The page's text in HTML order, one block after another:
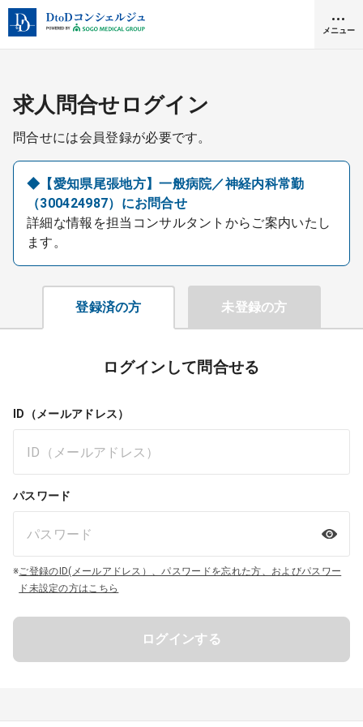
メニュー
クリニック開業
DtoDとは
お問合せ
医院の譲渡・売却をお考えの方
採用をお考えの医療機関の方
求人問合せログイン
問合せには会員登録が必要です。
◆【愛知県尾張地方】一般病院／神経内科常勤
（300424987）にお問合せ
詳細な情報を担当コンサルタントからご案内いたし
ます。
登録済の方 未登録の方
ログインして問合せる
ID（メールアドレス）
パスワード
※ご登録のID(メールアドレス）、パスワードを忘れた方、およびパスワー
ド未設定の方はこちら
ログインする